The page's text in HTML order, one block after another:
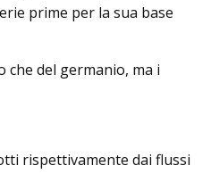
prime per la sua base
del germanio, ma i
rispettivamente dai flussi